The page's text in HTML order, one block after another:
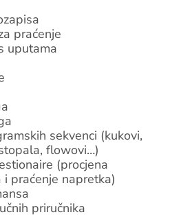
praćenje
uputama
sekvenci (kukovi,
flowovi…)
(procjena
praćenje napretka)
priručnika